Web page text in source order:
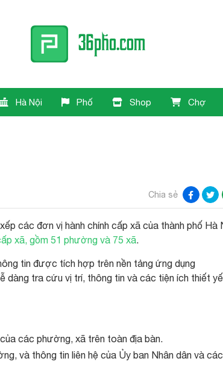
Hà Nội Phố Shop Chợ
Chia sẻ
các đơn vị hành chính cấp xã của thành phố Hà
xã, gồm 51 phường và 75 xã.
tin được tích hợp trên nền tảng ứng dụng
dàng tra cứu vị trí, thông tin và các tiện ích thiết
các phường, xã trên toàn địa bàn.
và thông tin liên hệ của Ủy ban Nhân dân và